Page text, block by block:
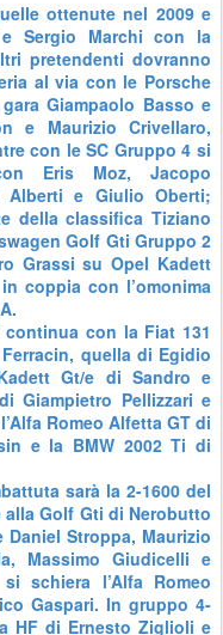
ottenute nel 2009 e
Sergio Marchi con la
pretendenti dovranno
al via con le Porsche
Giampaolo Basso e
e Maurizio Crivellaro,
con le SC Gruppo 4 si
Eris Moz, Jacopo
Alberti e Giulio Oberti;
della classifica Tiziano
Golf Gti Gruppo 2
Grassi su Opel Kadett
coppia con l’omonima
con la Fiat 131
quella di Egidio
Gt/e di Sandro e
Giampietro Pellizzari e
Romeo Alfetta GT di
e la BMW 2002 Ti di
sarà la 2-1600 del
Golf Gti di Nerobutto
Stroppa, Maurizio
Massimo Giudicelli e
schiera l’Alfa Romeo
Gaspari. In gruppo 4-
HF di Ernesto Ziglioli e